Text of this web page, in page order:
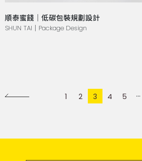
順泰蜜餞｜低碳包裝規劃設計
SHUN TAI｜Package Design
1 2 3 4 5